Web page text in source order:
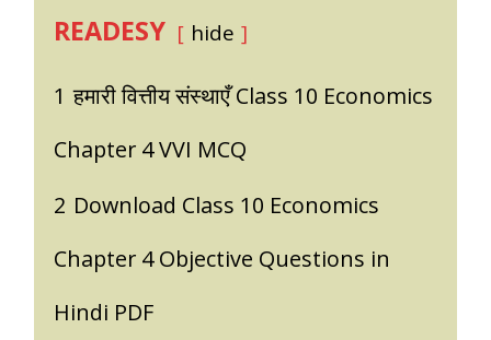
READESY
hide
1 हमारी वित्तीय संस्थाएँ Class 10 Economics
Chapter 4 VVI MCQ
2 Download Class 10 Economics
Chapter 4 Objective Questions in
Hindi PDF